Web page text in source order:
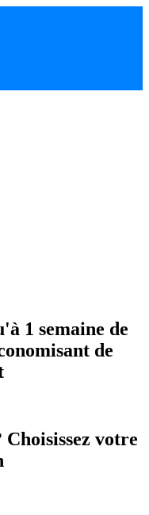
1 semaine de
de
votre